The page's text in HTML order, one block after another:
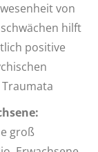
von
hilft
positive
groß